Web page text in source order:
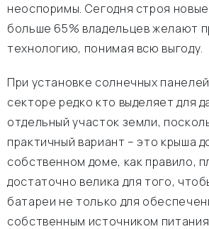
неоспоримы. Сегодня строя
больше 65% владельцев желают
технологию, понимая всю выгоду.
При установке солнечных
секторе редко кто выделяет для
отдельный участок земли,
практичный вариант – это крыша
собственном доме, как правило,
достаточно велика для того,
батареи не только для
собственным источником